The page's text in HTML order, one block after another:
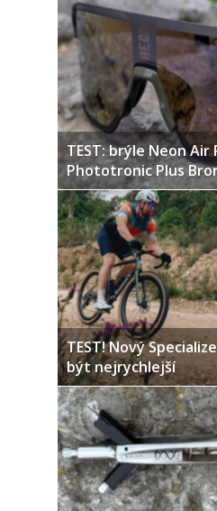
TEST: brýle Neon Air
Phototronic Plus
TEST! Nový
být nejrychlejší